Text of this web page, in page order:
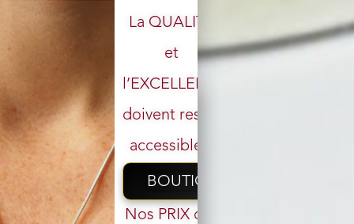
La QUALITÉ
et
l’EXCELLENCE
doivent rester
accessibles.
BOUTIQUE
Nos PRIX ont